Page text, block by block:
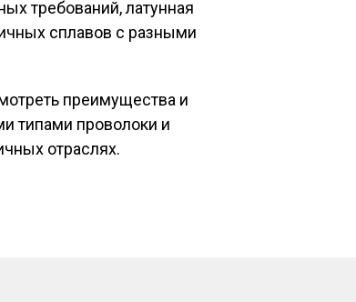
требований, латунная
сплавов с разными
преимущества и
типами проволоки и
отраслях.